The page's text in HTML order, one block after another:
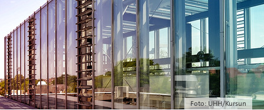
Foto: UHH/Kursun